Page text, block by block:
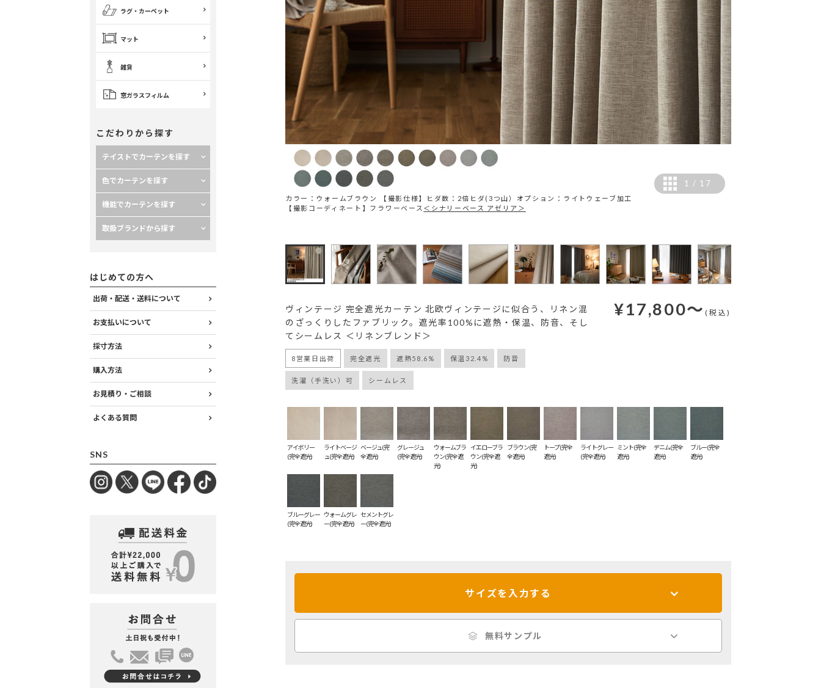
ラグ・カーペット
マット
雑貨
窓ガラスフィルム
こだわりから探す
テイストでカーテンを探す
色でカーテンを探す
機能でカーテンを探す
取扱ブランドから探す
はじめての方へ
出荷・配送・送料について
お支払いについて
採寸方法
購入方法
お見積り・ご相談
よくある質問
SNS
カラー：ウォームブラウン 【撮影仕様】ヒダ数：2倍ヒダ(3つ山）オプション：ライトウェーブ加工
【撮影コーディネート】フラワーベース ＜シナリーベース アゼリア＞
1 / 17
ヴィンテージ 完全遮光カーテン 北欧ヴィンテージに似合う、リネン混
のざっくりしたファブリック。遮光率100%に遮熱・保温、防音、そし
てシームレス ＜リネンブレンド＞
8営業日出荷 完全遮光 遮熱58.6% 保温32.4% 防音
洗濯（手洗い）可 シームレス
¥17,800～(税込)
アイボリー
(完全遮光)
ライトベージ
ュ(完全遮光)
ベージュ(完
全遮光)
グレージュ
(完全遮光)
ウォームブラ
ウン(完全遮
光)
イエローブラ
ウン(完全遮
光)
ブラウン(完
全遮光)
トープ(完全
遮光)
ライトグレー
(完全遮光)
ミント(完全
遮光)
デニム(完全
遮光)
ブルー(完全
遮光)
ブルーグレー
(完全遮光)
ウォームグレ
ー(完全遮光)
セメントグレ
ー(完全遮光)
サイズを入力する
無料サンプル